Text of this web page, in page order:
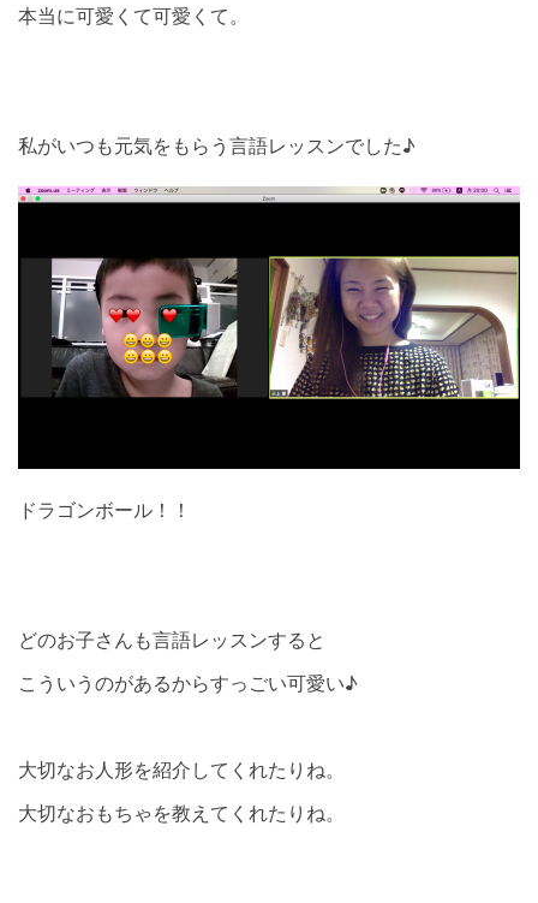
本当に可愛くて可愛くて。
私がいつも元気をもらう言語レッスンでした♪
ドラゴンボール！！
どのお子さんも言語レッスンすると
こういうのがあるからすっごい可愛い♪
大切なお人形を紹介してくれたりね。
大切なおもちゃを教えてくれたりね。